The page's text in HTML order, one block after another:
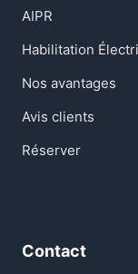
AIPR
Habilitation
Nos avantages
Avis clients
Réserver
Contact